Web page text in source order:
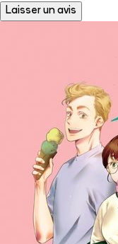
Laisser un avis